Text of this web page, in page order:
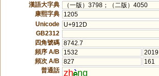
漢語大字典
（一版）3798；（二版）4050
康熙字典
1205
Unicode
U+912D
GB2312
四角號碼 8742.7
頻序 A/B
1532
2019
頻次 A/B
827
161
普通話 zh ng